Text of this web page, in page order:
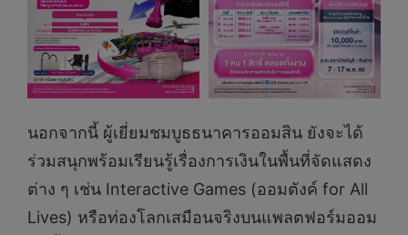
นอกจากนี้ ผู้เยี่ยมชมบูธธนาคารออมสิน ยังจะได้
ร่วมสนุกพร้อมเรียนรู้เรื่องการเงินในพื้นที่จัดแสดง
ต่าง ๆ เช่น Interactive Games (ออมตังค์ for All
Lives) หรือท่องโลกเสมือนจริงบนแพลตฟอร์มออม